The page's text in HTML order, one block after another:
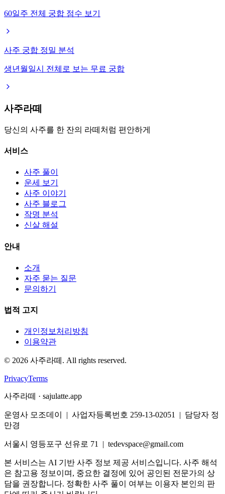
60일주 전체 궁합 점수 보기
사주 궁합 정밀 분석
생년월일시 전체로 보는 무료 궁합
사주라떼
당신의 사주를 한 잔의 라떼처럼 편안하게
서비스
사주 풀이
운세 보기
사주 이야기
사주 블로그
작명 분석
신살 해설
안내
소개
자주 묻는 질문
문의하기
법적 고지
개인정보처리방침
이용약관
© 2026 사주라떼. All rights reserved.
PrivacyTerms
사주라떼 · sajulatte.app
운영사 모조데이 | 사업자등록번호 259-13-02051 | 담당자 정
만경
서울시 영등포구 선유로 71 | tedevspace@gmail.com
본 서비스는 AI 기반 사주 정보 제공 서비스입니다. 사주 해석
은 참고용 정보이며, 중요한 결정에 있어 공인된 전문가의 상
담을 권장합니다. 정확한 사주 풀이 여부는 이용자 본인의 판